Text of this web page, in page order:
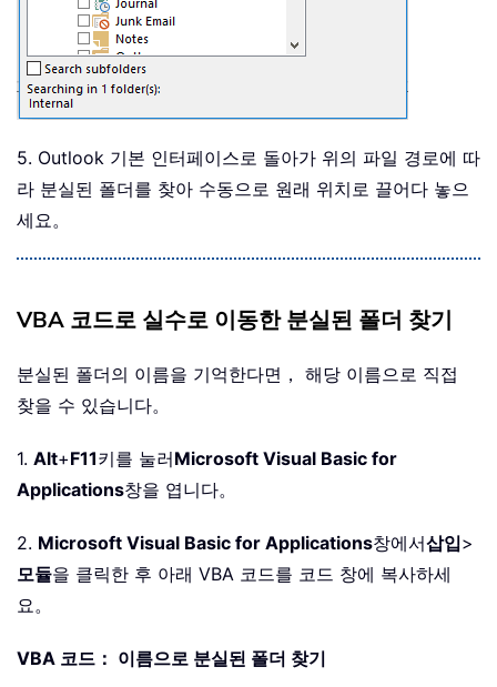
5. Outlook 기본 인터페이스로 돌아가 위의 파일 경로에 따
라 분실된 폴더를 찾아 수동으로 원래 위치로 끌어다 놓으
세요。
VBA 코드로 실수로 이동한 분실된 폴더 찾기
분실된 폴더의 이름을 기억한다면， 해당 이름으로 직접
찾을 수 있습니다。
1. Alt+F11키를 눌러Microsoft Visual Basic for
Applications창을 엽니다。
2. Microsoft Visual Basic for Applications창에서삽입>
모듈을 클릭한 후 아래 VBA 코드를 코드 창에 복사하세
요。
VBA 코드： 이름으로 분실된 폴더 찾기